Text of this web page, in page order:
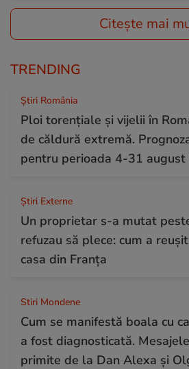
Citește mai
TRENDING
Știri România
Ploi torențiale și vijelii în
de căldură extremă.
pentru perioada 4-31
Știri Externe
Un proprietar s-a mutat
refuzau să plece: cum a
casa din Franța
Stiri Mondene
Cum se manifestă boala cu
a fost diagnosticată.
primite de la Dan Alexa și